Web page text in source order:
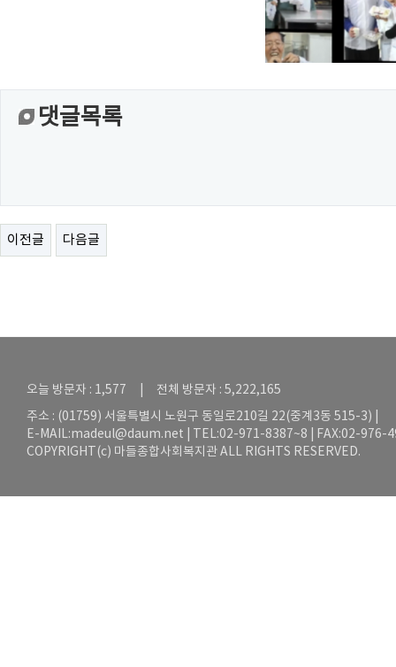
댓글목록
이전글 다음글
오늘 방문자 : 1,577 | 전체 방문자 : 5,222,165
주소 : (01759) 서울특별시 노원구 동일로210길 22(중계3동 515-3) |
E-MAIL:madeul@daum.net | TEL:02-971-8387~8 | FAX:02-976-
COPYRIGHT(c) 마들종합사회복지관 ALL RIGHTS RESERVED.